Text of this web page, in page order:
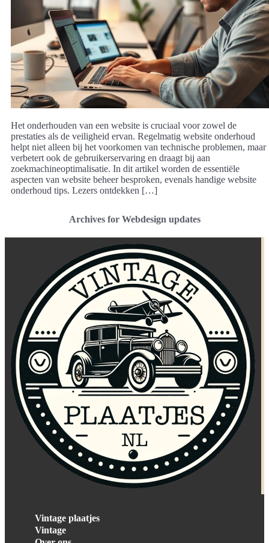
Het onderhouden van een website is cruciaal voor zowel de
prestaties als de veiligheid ervan. Regelmatig website onderhoud
helpt niet alleen bij het voorkomen van technische problemen, maar
verbetert ook de gebruikerservaring en draagt bij aan
zoekmachineoptimalisatie. In dit artikel worden de essentiële
aspecten van website beheer besproken, evenals handige website
onderhoud tips. Lezers ontdekken […]
Archives for Webdesign updates
Vintage plaatjes
Vintage